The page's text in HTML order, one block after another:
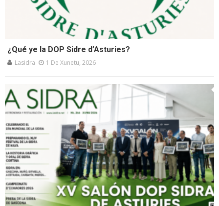
¿Qué ye la DOP Sidre d’Asturies?
Lasidra 1 De Xunetu, 2026